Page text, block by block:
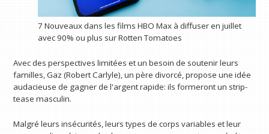
7 Nouveaux dans les films HBO Max à diffuser en juillet
avec 90% ou plus sur Rotten Tomatoes
Avec des perspectives limitées et un besoin de soutenir leurs
familles, Gaz (Robert Carlyle), un père divorcé, propose une idée
audacieuse de gagner de l'argent rapide: ils formeront un strip-
tease masculin.
Malgré leurs insécurités, leurs types de corps variables et leur